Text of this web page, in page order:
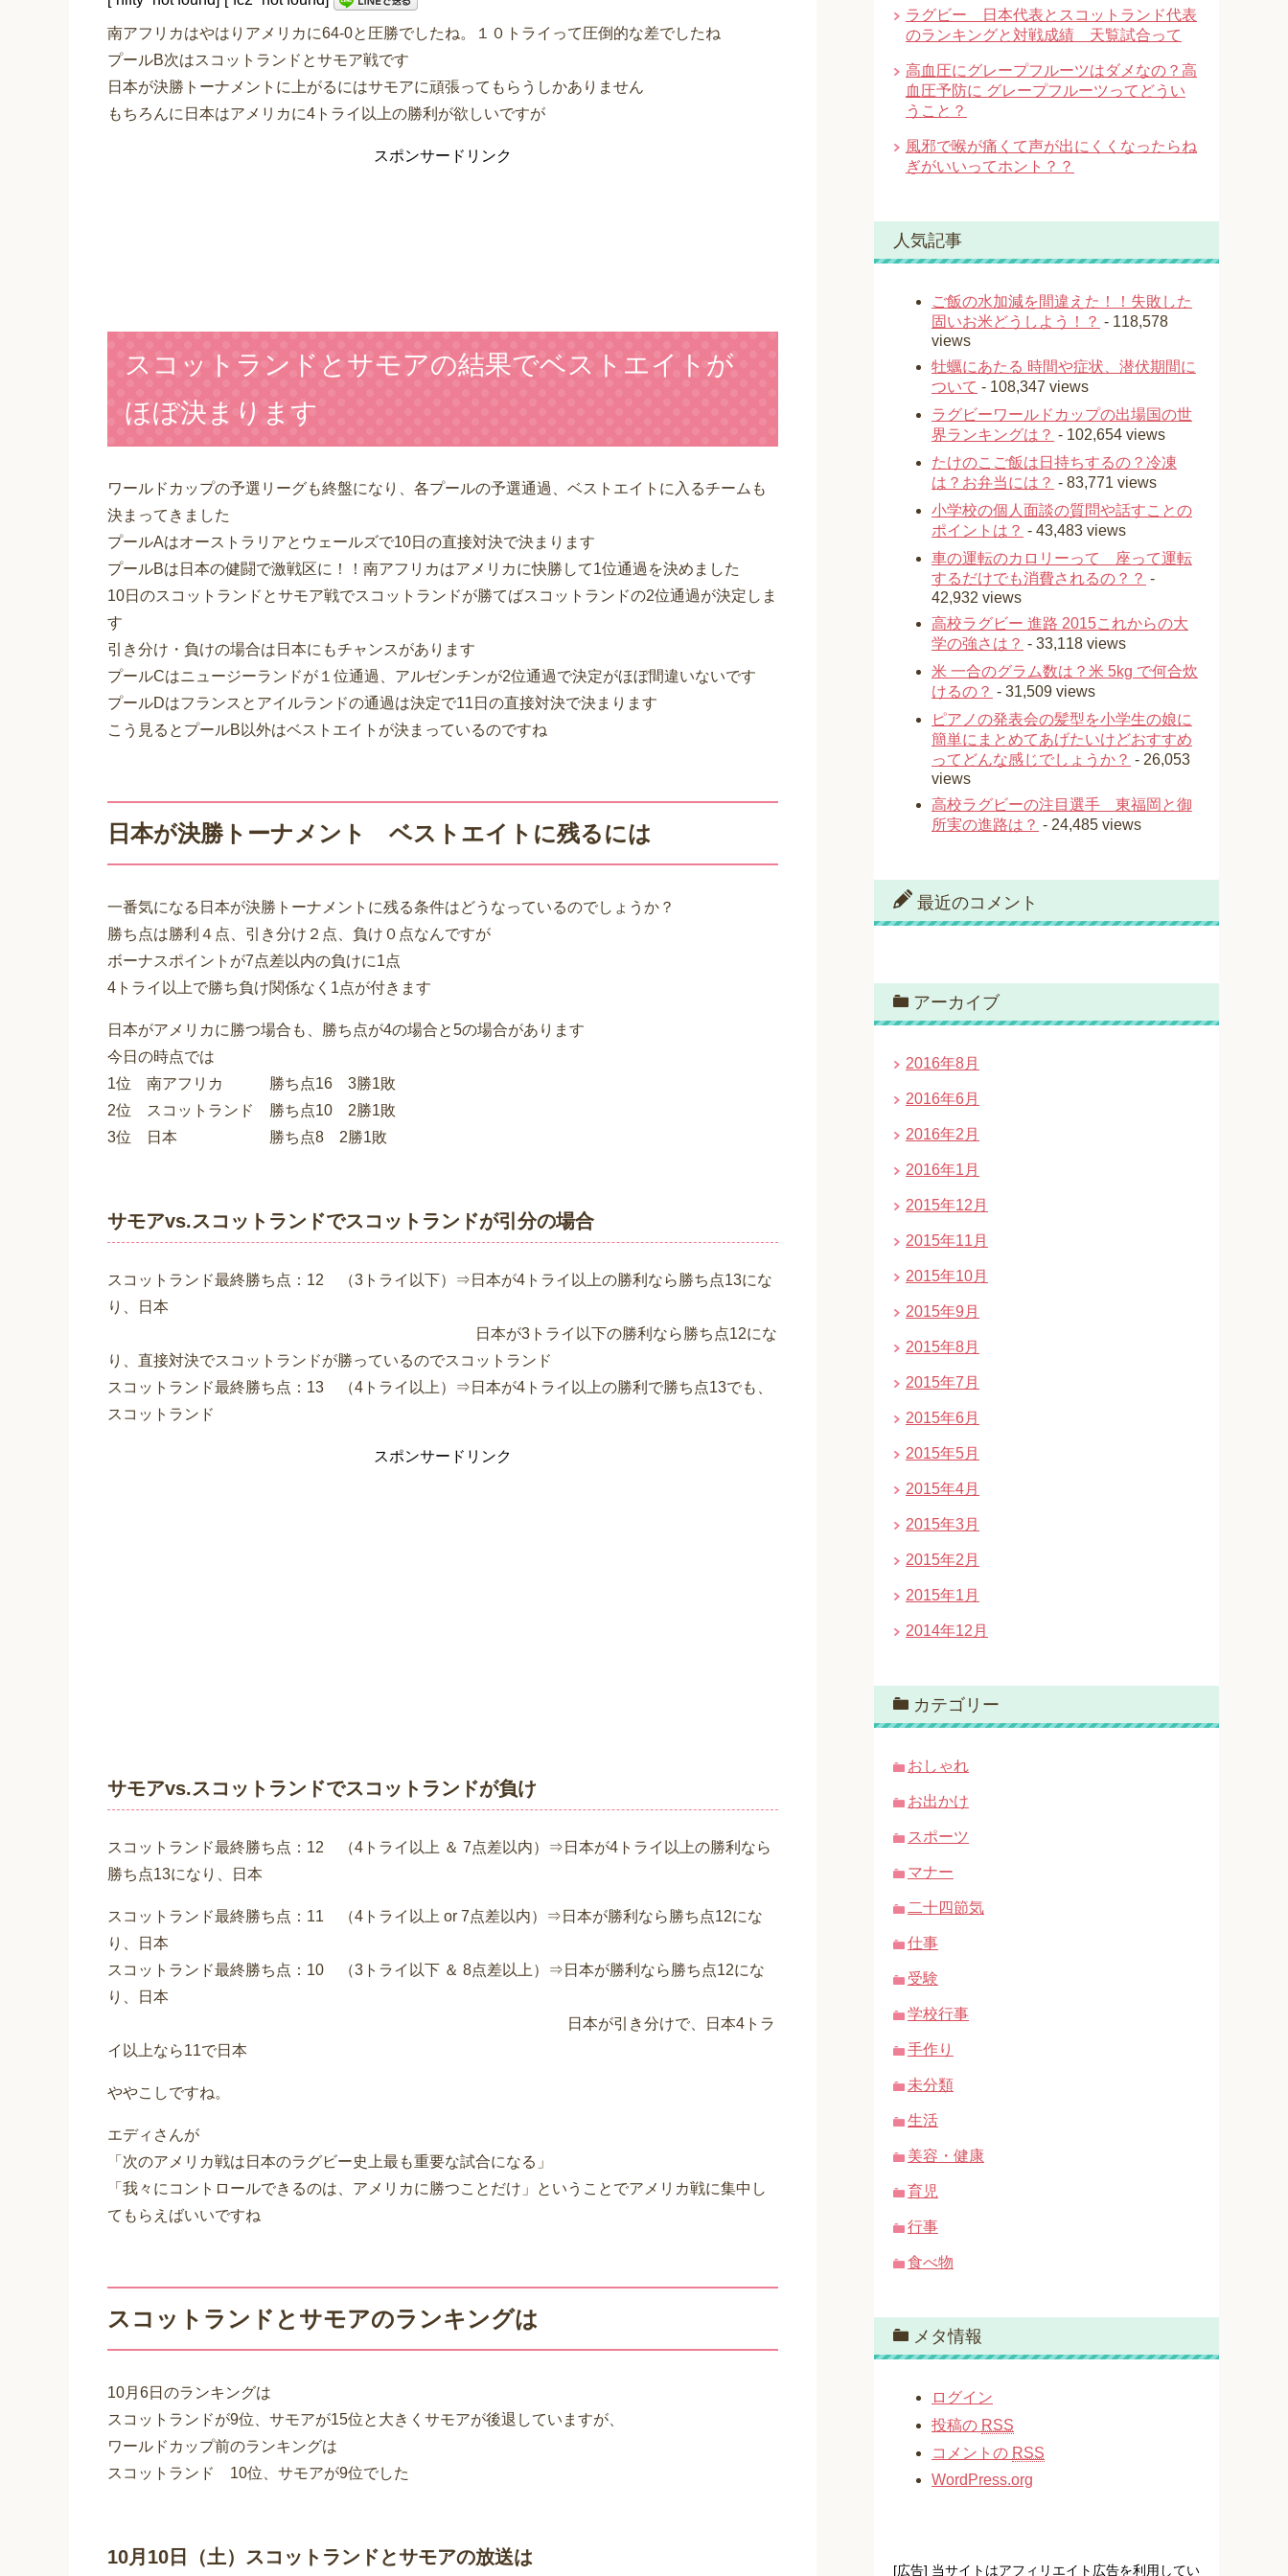
南アフリカはやはりアメリカに64-0と圧勝でしたね。１０トライって圧倒的な差でしたね
プールB次はスコットランドとサモア戦です
日本が決勝トーナメントに上がるにはサモアに頑張ってもらうしかありません
もちろんに日本はアメリカに4トライ以上の勝利が欲しいですが
スポンサードリンク
スコットランドとサモアの結果でベストエイトが
ほぼ決まります
ワールドカップの予選リーグも終盤になり、各プールの予選通過、ベストエイトに入るチームも
決まってきました
プールAはオーストラリアとウェールズで10日の直接対決で決まります
プールBは日本の健闘で激戦区に！！南アフリカはアメリカに快勝して1位通過を決めました
10日のスコットランドとサモア戦でスコットランドが勝てばスコットランドの2位通過が決定しま
す
引き分け・負けの場合は日本にもチャンスがあります
プールCはニュージーランドが１位通過、アルゼンチンが2位通過で決定がほぼ間違いないです
プールDはフランスとアイルランドの通過は決定で11日の直接対決で決まります
こう見るとプールB以外はベストエイトが決まっているのですね
日本が決勝トーナメント ベストエイトに残るには
一番気になる日本が決勝トーナメントに残る条件はどうなっているのでしょうか？
勝ち点は勝利４点、引き分け２点、負け０点なんですが
ボーナスポイントが7点差以内の負けに1点
4トライ以上で勝ち負け関係なく1点が付きます
日本がアメリカに勝つ場合も、勝ち点が4の場合と5の場合があります
今日の時点では
1位 南アフリカ 勝ち点16 3勝1敗
2位 スコットランド 勝ち点10 2勝1敗
3位 日本 勝ち点8 2勝1敗
サモアvs.スコットランドでスコットランドが引分の場合
スコットランド最終勝ち点：12 （3トライ以下）⇒日本が4トライ以上の勝利なら勝ち点13にな
り、日本
日本が3トライ以下の勝利なら勝ち点12にな
り、直接対決でスコットランドが勝っているのでスコットランド
スコットランド最終勝ち点：13 （4トライ以上）⇒日本が4トライ以上の勝利で勝ち点13でも、
スコットランド
スポンサードリンク
サモアvs.スコットランドでスコットランドが負け
スコットランド最終勝ち点：12 （4トライ以上 ＆ 7点差以内）⇒日本が4トライ以上の勝利なら
勝ち点13になり、日本
スコットランド最終勝ち点：11 （4トライ以上 or 7点差以内）⇒日本が勝利なら勝ち点12にな
り、日本
スコットランド最終勝ち点：10 （3トライ以下 ＆ 8点差以上）⇒日本が勝利なら勝ち点12にな
り、日本
日本が引き分けで、日本4トラ
イ以上なら11で日本
ややこしですね。
エディさんが
「次のアメリカ戦は日本のラグビー史上最も重要な試合になる」
「我々にコントロールできるのは、アメリカに勝つことだけ」ということでアメリカ戦に集中し
てもらえばいいですね
スコットランドとサモアのランキングは
10月6日のランキングは
スコットランドが9位、サモアが15位と大きくサモアが後退していますが、
ワールドカップ前のランキングは
スコットランド 10位、サモアが9位でした
10月10日（土）スコットランドとサモアの放送は
ラグビー 日本代表とスコットランド代表
のランキングと対戦成績 天覧試合って
高血圧にグレープフルーツはダメなの？高
血圧予防に グレープフルーツってどうい
うこと？
風邪で喉が痛くて声が出にくくなったらね
ぎがいいってホント？？
人気記事
ご飯の水加減を間違えた！！失敗した
固いお米どうしよう！？ - 118,578
views
牡蠣にあたる 時間や症状、潜伏期間に
ついて - 108,347 views
ラグビーワールドカップの出場国の世
界ランキングは？ - 102,654 views
たけのこご飯は日持ちするの？冷凍
は？お弁当には？ - 83,771 views
小学校の個人面談の質問や話すことの
ポイントは？ - 43,483 views
車の運転のカロリーって 座って運転
するだけでも消費されるの？？ -
42,932 views
高校ラグビー 進路 2015これからの大
学の強さは？ - 33,118 views
米 一合のグラム数は？米 5kg で何合炊
けるの？ - 31,509 views
ピアノの発表会の髪型を小学生の娘に
簡単にまとめてあげたいけどおすすめ
ってどんな感じでしょうか？ - 26,053
views
高校ラグビーの注目選手 東福岡と御
所実の進路は？ - 24,485 views
最近のコメント
アーカイブ
2016年8月
2016年6月
2016年2月
2016年1月
2015年12月
2015年11月
2015年10月
2015年9月
2015年8月
2015年7月
2015年6月
2015年5月
2015年4月
2015年3月
2015年2月
2015年1月
2014年12月
カテゴリー
おしゃれ
お出かけ
スポーツ
マナー
二十四節気
仕事
受験
学校行事
手作り
未分類
生活
美容・健康
育児
行事
食べ物
メタ情報
ログイン
投稿の RSS
コメントの RSS
WordPress.org
[広告] 当サイトはアフィリエイト広告を利用してい